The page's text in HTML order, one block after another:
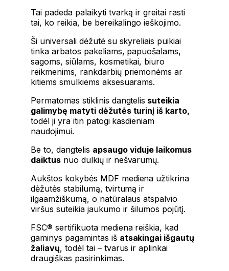
Tai padeda palaikyti tvarką ir greitai rasti
tai, ko reikia, be bereikalingo ieškojimo.
Ši universali dėžutė su skyreliais puikiai
tinka arbatos pakeliams, papuošalams,
sagoms, siūlams, kosmetikai, biuro
reikmenims, rankdarbių priemonėms ar
kitiems smulkiems aksesuarams.
Permatomas stiklinis dangtelis suteikia
galimybę matyti dėžutės turinį iš karto,
todėl ji yra itin patogi kasdieniam
naudojimui.
Be to, dangtelis apsaugo viduje laikomus
daiktusnuo dulkių ir nešvarumų.
Aukštos kokybės MDF mediena užtikrina
dėžutės stabilumą, tvirtumą ir
ilgaamžiškumą, o natūralaus atspalvio
viršus suteikia jaukumo ir šilumos pojūtį.
FSC® sertifikuota mediena reiškia, kad
gaminys pagamintas iš atsakingai išgautų
žaliavų, todėl tai – tvarus ir aplinkai
draugiškas pasirinkimas.